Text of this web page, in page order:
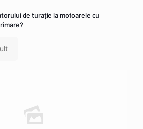
de turație la motoarele cu